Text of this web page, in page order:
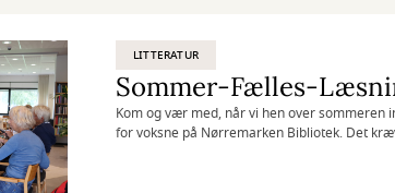
LITTERATUR
Sommer-Fælles-
Kom og vær med, når vi hen over
for voksne på Nørremarken Bibliotek. Det